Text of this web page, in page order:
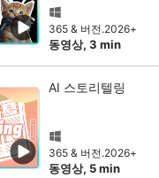
365 & 버전.2026+
동영상, 3 min
AI 스토리텔링
365 & 버전.2026+
동영상, 5 min